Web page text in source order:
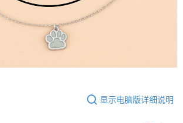
显示电脑版详细说明